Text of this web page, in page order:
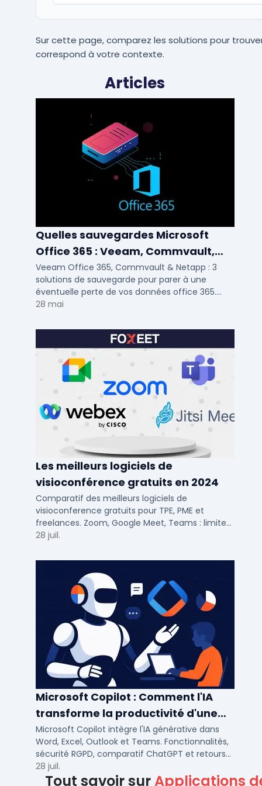
Sur cette page, comparez les solutions pour
correspond à votre contexte.
Articles
Quelles sauvegardes Microsoft
Office 365 : Veeam, Commvault,
Netapp
Veeam Office 365, Commvault & Netapp : 3
solutions de sauvegarde pour parer à une
éventuelle perte de vos données office 365.
Voici notre ...
28 mai
Les meilleurs logiciels de
visioconférence gratuits en 2024
Comparatif des meilleurs logiciels de
visioconference gratuits pour TPE, PME et
freelances. Zoom, Google Meet, Teams : limites,
participants, fonctions cles pour bien choisir.
28 juil.
Microsoft Copilot : Comment l'IA
transforme la productivité d'une
PME/ETI ?
Microsoft Copilot intègre l'IA générative dans
Word, Excel, Outlook et Teams. Fonctionnalités,
sécurité RGPD, comparatif ChatGPT et retours
concrets pour PME et ETI françaises.
28 juil.
Tout savoir surApplications